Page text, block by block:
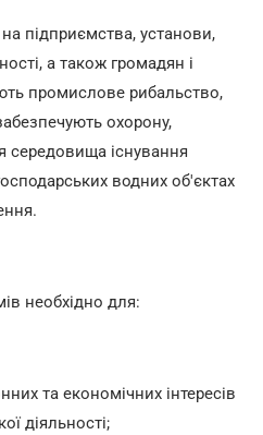
підприємства, установи,
а також громадян і
промислове рибальство,
охорону,
середовища існування
водних об'єктах
необхідно для:
та економічних інтересів
діяльності;